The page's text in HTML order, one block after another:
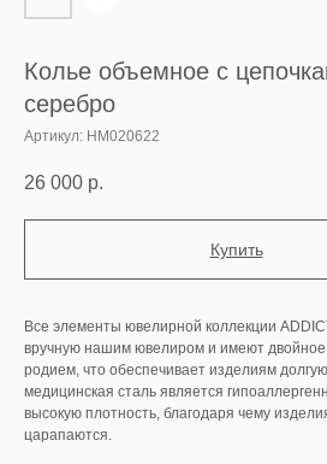
Колье объемное с
серебро
Артикул: HM020622
26 000 р.
Купить
Все элементы ювелирной коллекции
вручную нашим ювелиром и имеют
родием, что обеспечивает изделиям
медицинская сталь является
высокую плотность, благодаря чему
царапаются.